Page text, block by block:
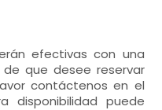
efectivas con una
que desee reservar
contáctenos en el
disponibilidad puede